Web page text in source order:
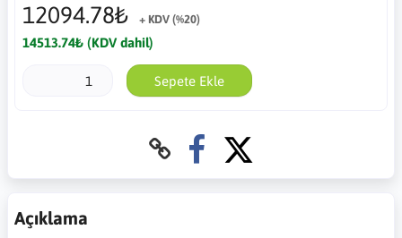
12094.78₺ + KDV (%20)
14513.74₺ (KDV dahil)
Sepete Ekle
Açıklama